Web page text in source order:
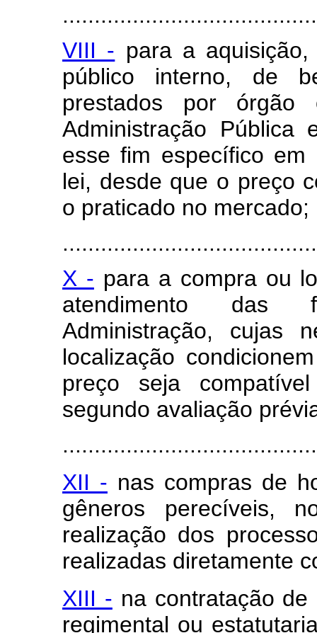
VIII - para a
público interno, de
prestados por
Administração
esse fim específico
lei, desde que o preço
o praticado no mercado;
X - para a compra ou
atendimento das
Administração, cujas
localização
preço seja
segundo avaliação
XII - nas compras de
gêneros perecíveis,
realização dos
realizadas diretamente
XIII - na contratação
regimental ou